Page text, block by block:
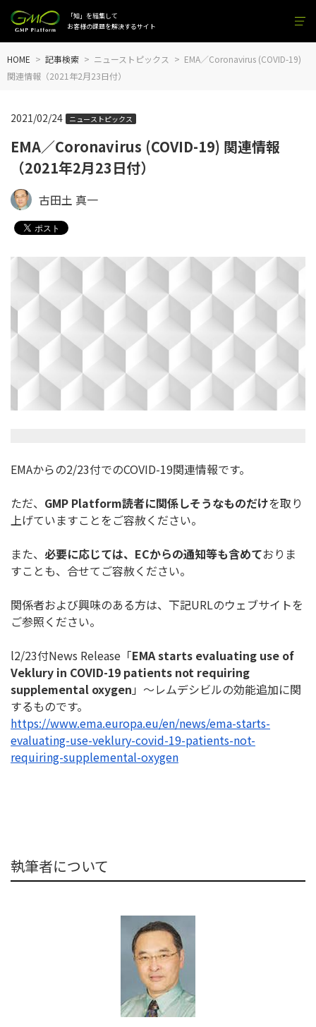
「知」を結集して
お客様の課題を解決するサイト
HOME 記事検索 ニューストピックス
EMA／Coronavirus (COVID-19)
関連情報（2021年2月23日付）
EMA／Coronavirus (COVID-19) 関連情報
（2021年2月23日付）
2021/02/24 ニューストピックス
古田土 真一
EMAからの2/23付でのCOVID-19関連情報です。
ただ、 GMP Platform読者に関係しそうなものだけを取り
上げていますことをご容赦ください。
また、 必要に応じては、 ECからの通知等も含めておりま
すことも、合せてご容赦ください。
関係者および興味のある方は、下記URLのウェブサイトを
ご参照ください。
l2/23付News Release「EMA starts evaluating use of
Veklury in COVID-19 patients not requiring
supplemental oxygen 」～レムデシビルの効能追加に関
するものです。
https://www.ema.europa.eu/en/news/ema-starts-
evaluating-use-veklury-covid-19-patients-not-
requiring-supplemental-oxygen
執筆者について